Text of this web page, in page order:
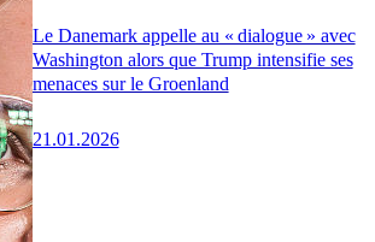
Le Danemark appelle au « dialogue » avec
Washington alors que Trump intensifie ses
menaces sur le Groenland
21.01.2026